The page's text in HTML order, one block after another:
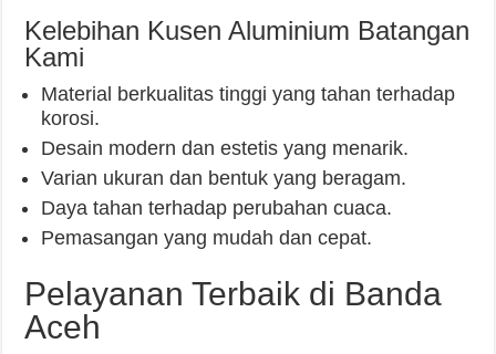
Kelebihan Kusen Aluminium Batangan
Kami
Material berkualitas tinggi yang tahan terhadap
korosi.
Desain modern dan estetis yang menarik.
Varian ukuran dan bentuk yang beragam.
Daya tahan terhadap perubahan cuaca.
Pemasangan yang mudah dan cepat.
Pelayanan Terbaik di Banda
Aceh